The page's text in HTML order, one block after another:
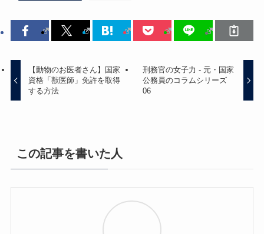
【動物のお医者さん】国家
資格「獣医師」免許を取得
する方法
刑務官の女子力 - 元・国家
公務員のコラムシリーズ
06
この記事を書いた人